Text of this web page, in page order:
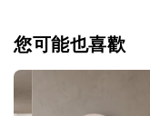
您可能也喜歡